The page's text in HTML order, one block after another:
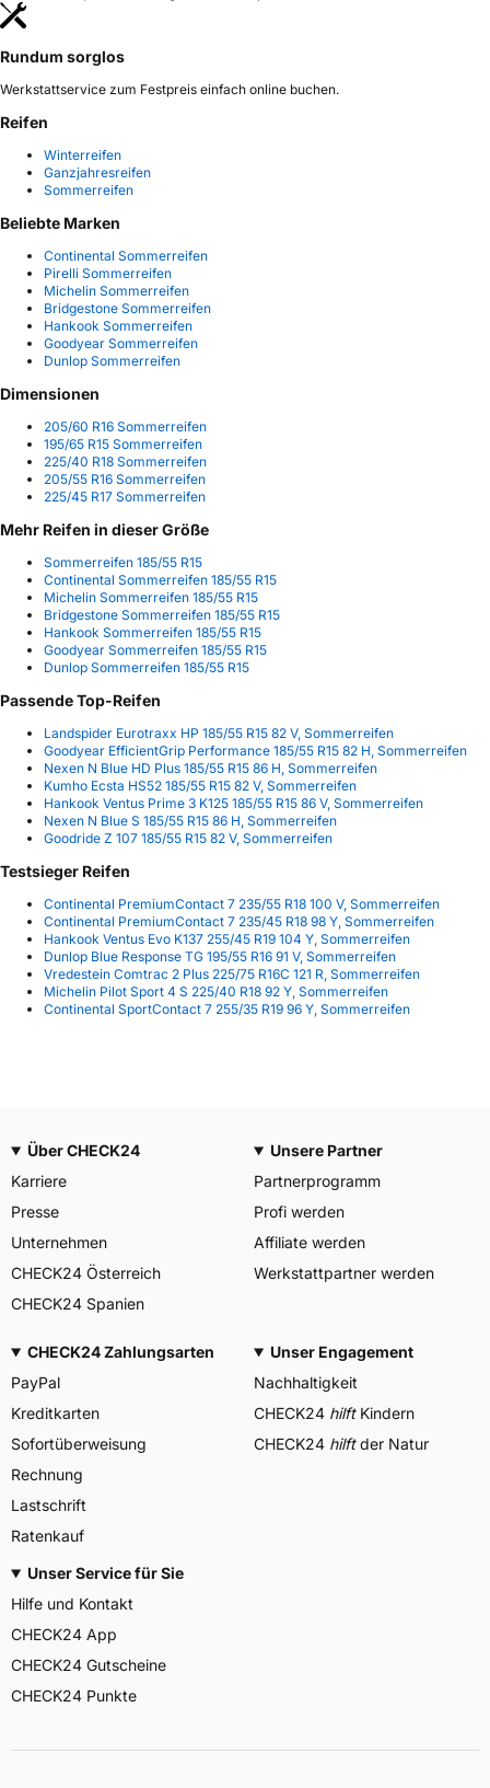
Rundum sorglos
Werkstattservice zum Festpreis einfach online buchen.
Reifen
Winterreifen
Ganzjahresreifen
Sommerreifen
Beliebte Marken
Continental Sommerreifen
Pirelli Sommerreifen
Michelin Sommerreifen
Bridgestone Sommerreifen
Hankook Sommerreifen
Goodyear Sommerreifen
Dunlop Sommerreifen
Dimensionen
205/60 R16 Sommerreifen
195/65 R15 Sommerreifen
225/40 R18 Sommerreifen
205/55 R16 Sommerreifen
225/45 R17 Sommerreifen
Mehr Reifen in dieser Größe
Sommerreifen 185/55 R15
Continental Sommerreifen 185/55 R15
Michelin Sommerreifen 185/55 R15
Bridgestone Sommerreifen 185/55 R15
Hankook Sommerreifen 185/55 R15
Goodyear Sommerreifen 185/55 R15
Dunlop Sommerreifen 185/55 R15
Passende Top-Reifen
Landspider Eurotraxx HP 185/55 R15 82 V, Sommerreifen
Goodyear EfficientGrip Performance 185/55 R15 82 H, Sommerreifen
Nexen N Blue HD Plus 185/55 R15 86 H, Sommerreifen
Kumho Ecsta HS52 185/55 R15 82 V, Sommerreifen
Hankook Ventus Prime 3 K125 185/55 R15 86 V, Sommerreifen
Nexen N Blue S 185/55 R15 86 H, Sommerreifen
Goodride Z 107 185/55 R15 82 V, Sommerreifen
Testsieger Reifen
Continental PremiumContact 7 235/55 R18 100 V, Sommerreifen
Continental PremiumContact 7 235/45 R18 98 Y, Sommerreifen
Hankook Ventus Evo K137 255/45 R19 104 Y, Sommerreifen
Dunlop Blue Response TG 195/55 R16 91 V, Sommerreifen
Vredestein Comtrac 2 Plus 225/75 R16C 121 R, Sommerreifen
Michelin Pilot Sport 4 S 225/40 R18 92 Y, Sommerreifen
Continental SportContact 7 255/35 R19 96 Y, Sommerreifen
Über CHECK24
Karriere
Presse
Unternehmen
CHECK24 Österreich
CHECK24 Spanien
Unsere Partner
Partnerprogramm
Profi werden
Affiliate werden
Werkstattpartner werden
CHECK24 Zahlungsarten
PayPal
Kreditkarten
Sofortüberweisung
Rechnung
Lastschrift
Ratenkauf
Unser Engagement
Nachhaltigkeit
CHECK24 hilftKindern
CHECK24 hilftder Natur
Unser Service für Sie
Hilfe und Kontakt
CHECK24 App
CHECK24 Gutscheine
CHECK24 Punkte